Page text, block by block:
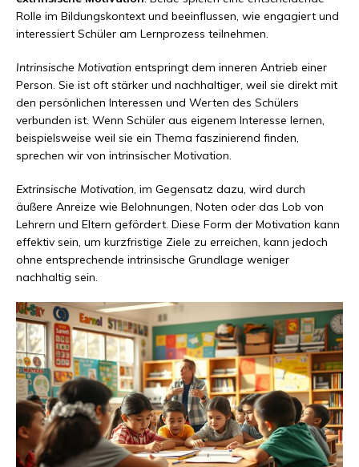
Rolle im Bildungskontext und beeinflussen, wie engagiert und
interessiert Schüler am Lernprozess teilnehmen.
Intrinsische Motivation entspringt dem inneren Antrieb einer
Person. Sie ist oft stärker und nachhaltiger, weil sie direkt mit
den persönlichen Interessen und Werten des Schülers
verbunden ist. Wenn Schüler aus eigenem Interesse lernen,
beispielsweise weil sie ein Thema faszinierend finden,
sprechen wir von intrinsischer Motivation.
Extrinsische Motivation, im Gegensatz dazu, wird durch
äußere Anreize wie Belohnungen, Noten oder das Lob von
Lehrern und Eltern gefördert. Diese Form der Motivation kann
effektiv sein, um kurzfristige Ziele zu erreichen, kann jedoch
ohne entsprechende intrinsische Grundlage weniger
nachhaltig sein.